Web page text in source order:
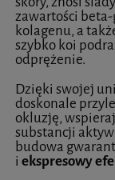
zawartości
kolagenu, a
szybko koi
odprężenie.
Dzięki swojej
doskonale
okluzję,
substancji
budowa
i ekspresowy